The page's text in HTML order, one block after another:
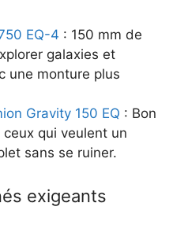
EQ-4 : 150 mm de
galaxies et
une monture plus
Gravity 150 EQ : Bon
qui veulent un
sans se ruiner.
exigeants